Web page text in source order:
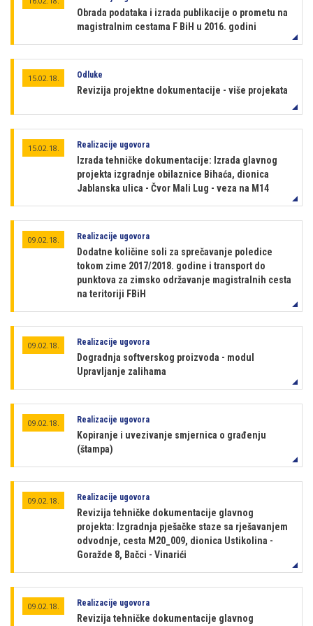
Obrada podataka i izrada publikacije o prometu na
magistralnim cestama F BiH u 2016. godini
15.02.18. Odluke
Revizija projektne dokumentacije - više projekata
15.02.18. Realizacije ugovora
Izrada tehničke dokumentacije: Izrada glavnog
projekta izgradnje obilaznice Bihaća, dionica
Jablanska ulica - Čvor Mali Lug - veza na M14
09.02.18. Realizacije ugovora
Dodatne količine soli za sprečavanje poledice
tokom zime 2017/2018. godine i transport do
punktova za zimsko održavanje magistralnih cesta
na teritoriji FBiH
09.02.18. Realizacije ugovora
Dogradnja softverskog proizvoda - modul
Upravljanje zalihama
09.02.18. Realizacije ugovora
Kopiranje i uvezivanje smjernica o građenju
(štampa)
09.02.18. Realizacije ugovora
Revizija tehničke dokumentacije glavnog
projekta: Izgradnja pješačke staze sa rješavanjem
odvodnje, cesta M20_009, dionica Ustikolina -
Goražde 8, Bačci - Vinarići
09.02.18. Realizacije ugovora
Revizija tehničke dokumentacije glavnog